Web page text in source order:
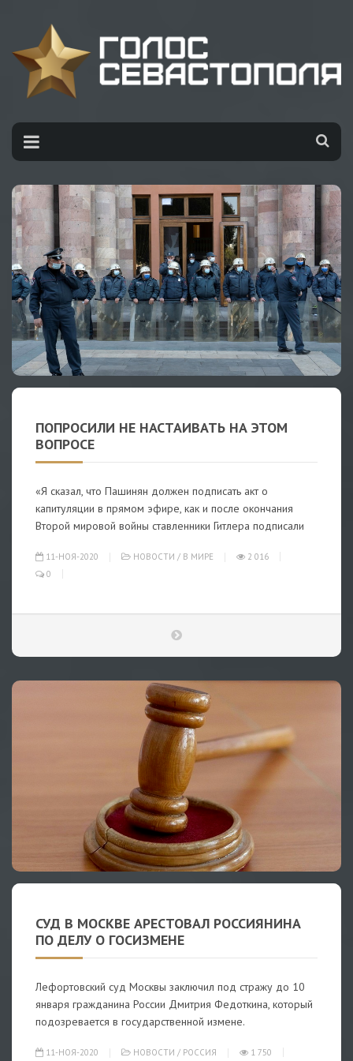
ПОПРОСИЛИ НЕ НАСТАИВАТЬ НА ЭТОМ
ВОПРОСЕ
«Я сказал, что Пашинян должен подписать акт о
капитуляции в прямом эфире, как и после окончания
Второй мировой войны ставленники Гитлера подписали
11-НОЯ-2020 НОВОСТИ / В МИРЕ
2 016
0
СУД В МОСКВЕ АРЕСТОВАЛ РОССИЯНИНА
ПО ДЕЛУ О ГОСИЗМЕНЕ
Лефортовский суд Москвы заключил под стражу до 10
января гражданина России Дмитрия Федоткина, который
подозревается в государственной измене.
11-НОЯ-2020 НОВОСТИ / РОССИЯ 1 750